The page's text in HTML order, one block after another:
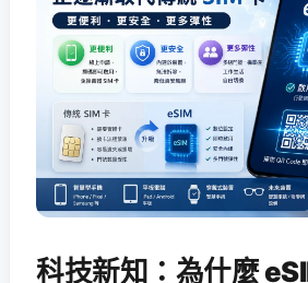
科技新知：為什麼